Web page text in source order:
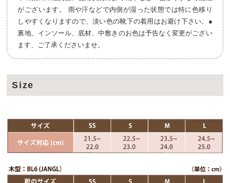
がございます。 雨や汗などで内側が湿った状態では特に色移り
しやすくなりますので、淡い色の靴下の着用はお避け下さい。●
裏地、インソール、底材、中敷きのお色は予告なく変更がござい
ます、ご了承くださいませ。
Size